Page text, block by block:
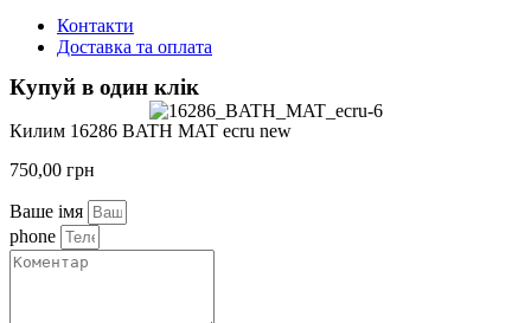
Контакти
Доставка та оплата
Купуй в один клік
Килим 16286 BATH MAT ecru new
750,00 грн
Ваше імя
phone